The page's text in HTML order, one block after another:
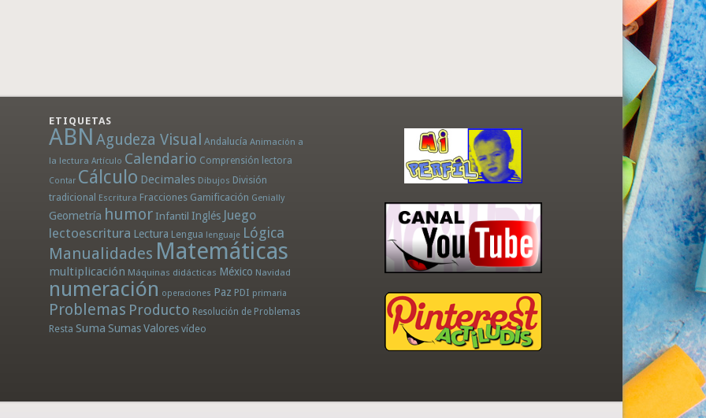
ETIQUETAS
ABN Agudeza Visual Andalucía Animación a
la lectura Artículo Calendario Comprensión lectora
Contar Cálculo Decimales Dibujos División
tradicional Escritura Fracciones Gamificación Genially
Geometría humor Infantil Inglés Juego
lectoescritura Lectura Lengua lenguaje Lógica
Manualidades Matemáticas
multiplicación Máquinas didácticas México Navidad
numeración operaciones Paz PDI primaria
Problemas Producto Resolución de Problemas
Resta Suma SumasValores vídeo